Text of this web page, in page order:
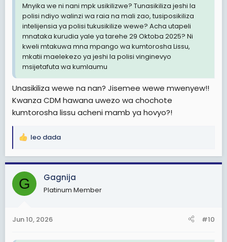
Mnyika we ni nani mpk usikilizwe? Tunasikiliza jeshi la
polisi ndiyo walinzi wa raia na mali zao, tusiposikiliza
intelijensia ya polisi tukusikilize wewe? Acha utapeli
mnataka kurudia yale ya tarehe 29 Oktoba 2025? Ni
kweli mtakuwa mna mpango wa kumtorosha Lissu,
mkatii maelekezo ya jeshi la polisi vinginevyo
msijetafuta wa kumlaumu
Unasikiliza wewe na nan? Jisemee wewe mwenyew!!
Kwanza CDM hawana uwezo wa chochote
kumtorosha lissu acheni mamb ya hovyo?!
R
a
c
t
i
s
leo dada
G Gagnija
Platinum Member
Jun 10, 2026 #10